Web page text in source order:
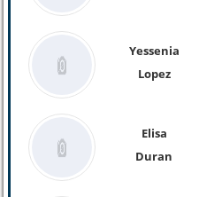
Yessenia
Lopez
Elisa
Duran